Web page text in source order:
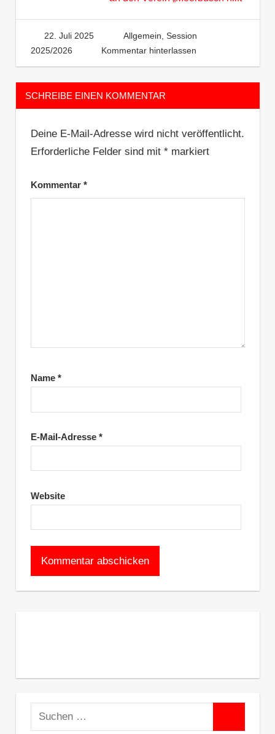
22. Juli 2025 Heinzelm
Allgemein Session
2025/2026
Kommentar hinterlassen
SCHREIBE EINEN KOMMENTAR
Deine E-Mail-Adresse wird nicht veröffentlicht.
Erforderliche Felder sind mit *markiert
Kommentar *
Name *
E-Mail-Adresse *
Website
Suchen
nach: